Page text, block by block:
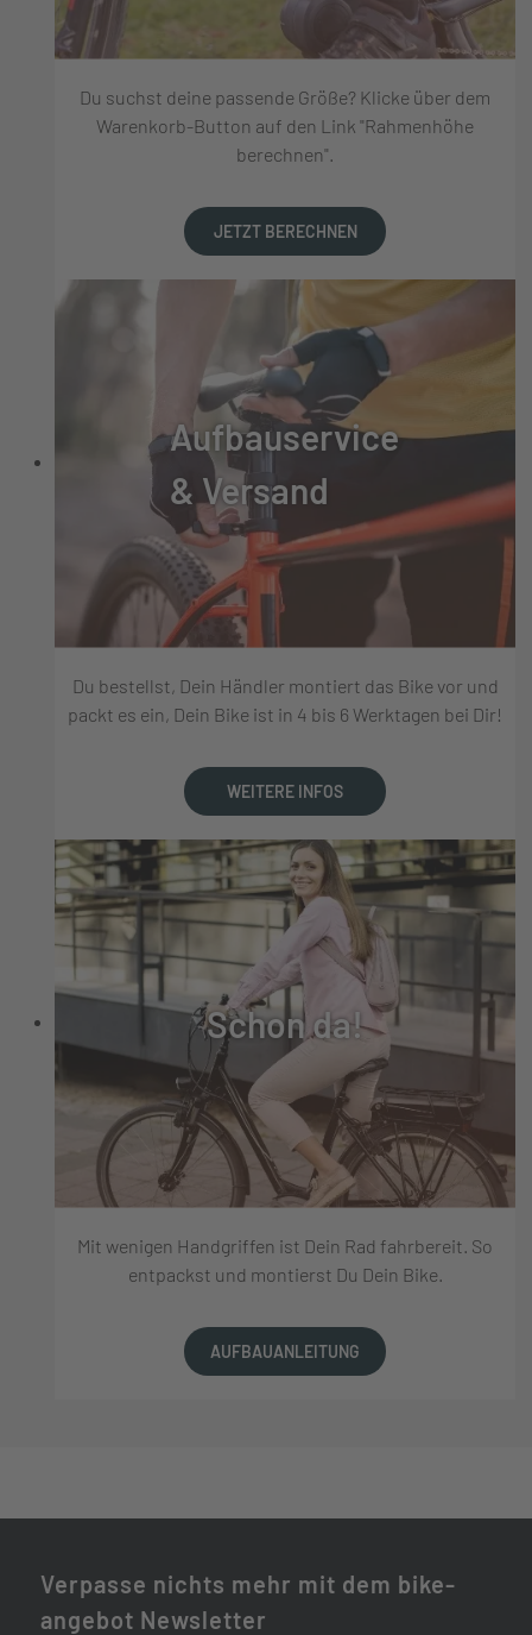
Du suchst deine passende Größe? Klicke über dem
Warenkorb-Button auf den Link "Rahmenhöhe
berechnen".
JETZT BERECHNEN
Aufbauservice
& Versand
Du bestellst, Dein Händler montiert das Bike vor und
packt es ein, Dein Bike ist in 4 bis 6 Werktagen bei Dir!
WEITERE INFOS
Schon da!
Mit wenigen Handgriffen ist Dein Rad fahrbereit. So
entpackst und montierst Du Dein Bike.
AUFBAUANLEITUNG
Verpasse nichts mehr mit dem bike-
angebot Newsletter